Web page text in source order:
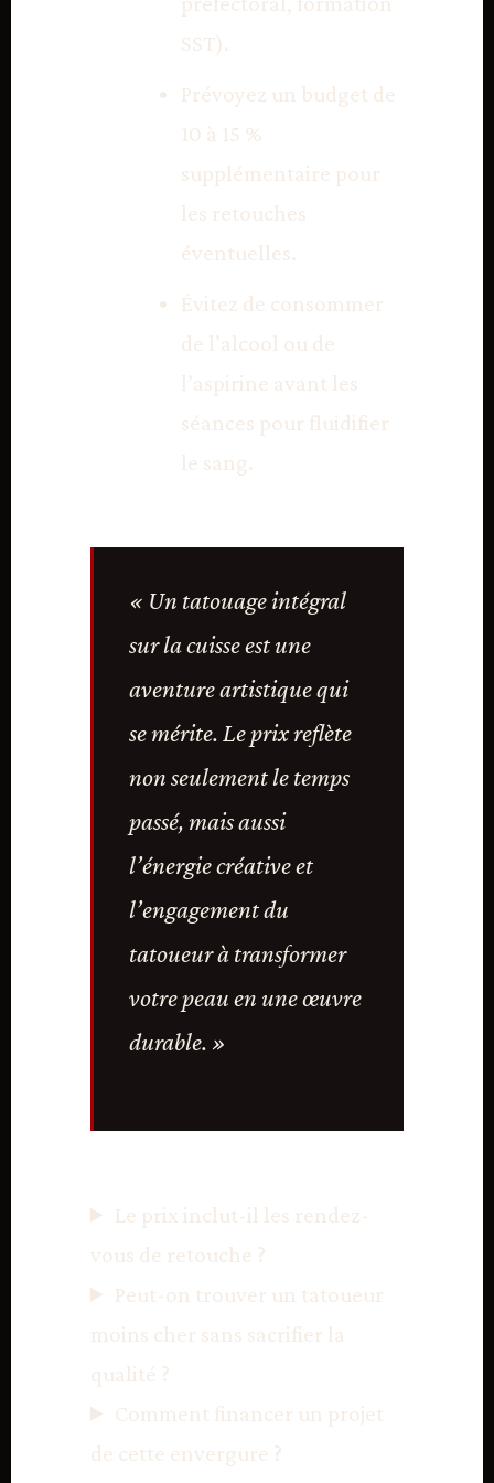
SST).
Prévoyez un budget de
10 à 15 %
supplémentaire pour
les retouches
éventuelles.
Évitez de consommer
de l’alcool ou de
l’aspirine avant les
séances pour fluidifier
le sang.
« Un tatouage intégral
sur la cuisse est une
aventure artistique qui
se mérite. Le prix reflète
non seulement le temps
passé, mais aussi
l’énergie créative et
l’engagement du
tatoueur à transformer
votre peau en une œuvre
durable. »
Le prix inclut-il les rendez-
vous de retouche ?
Peut-on trouver un tatoueur
moins cher sans sacrifier la
qualité ?
Comment financer un projet
de cette envergure ?